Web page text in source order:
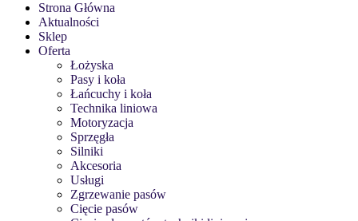
Strona Główna
Aktualności
Sklep
Oferta
Łożyska
Pasy i koła
Łańcuchy i koła
Technika liniowa
Motoryzacja
Sprzęgła
Silniki
Akcesoria
Usługi
Zgrzewanie pasów
Cięcie pasów